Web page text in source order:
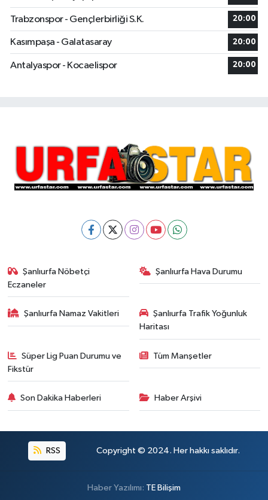
Trabzonspor - Gençlerbirliği S.K. 20:00
Kasımpaşa - Galatasaray 20:00
Antalyaspor - Kocaelispor 20:00
Şanlıurfa Nöbetçi
Eczaneler
Şanlıurfa Hava Durumu
Şanlıurfa Namaz Vakitleri
Şanlıurfa Trafik Yoğunluk
Haritası
Süper Lig Puan Durumu ve
Fikstür
Tüm Manşetler
Son Dakika Haberleri Haber Arşivi
RSS Copyright © 2024. Her hakkı saklıdır.
Haber Yazılımı: TE Bilişim